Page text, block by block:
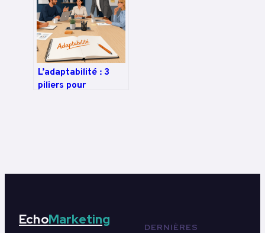
L’adaptabilité : 3
piliers pour
EchoMarketing
DERNIÈRES